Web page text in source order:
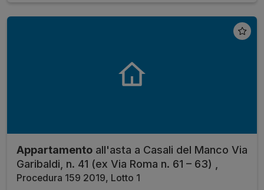
Appartamento all'asta a Casali del Manco Via
Garibaldi, n. 41 (ex Via Roma n. 61 – 63) ,
Procedura 159 2019, Lotto 1